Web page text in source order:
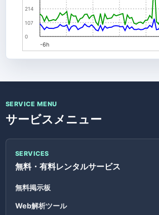
214
107
0
-6h
SERVICE MENU
サービスメニュー
SERVICES
無料・有料レンタルサービス
無料掲示板
Web解析ツール